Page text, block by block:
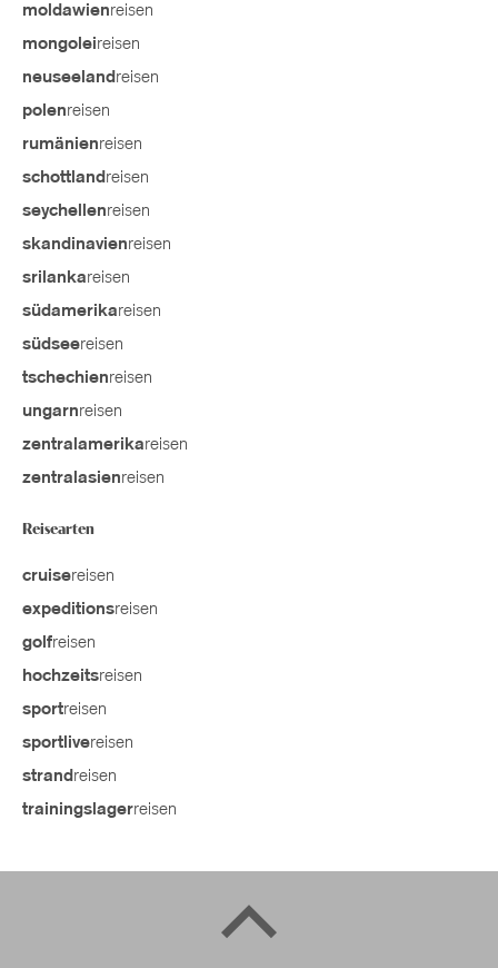
moldawienreisen
mongoleireisen
neuseeland reisen
polenreisen
rumänienreisen
schottland reisen
seychellenreisen
skandinavienreisen
srilankareisen
südamerikareisen
südseereisen
tschechienreisen
ungarnreisen
zentralamerikareisen
zentralasienreisen
Reisearten
cruisereisen
expeditionsreisen
golfreisen
hochzeitsreisen
sportreisen
sportlivereisen
strand reisen
trainingslagerreisen